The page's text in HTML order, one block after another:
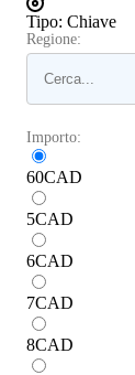
Tipo: Chiave
Regione:
Importo:
60CAD
5CAD
6CAD
7CAD
8CAD